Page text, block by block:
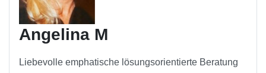
Angelina M
Liebevolle emphatische lösungsorientierte Beratung